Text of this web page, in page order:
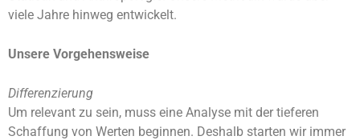
viele Jahre hinweg entwickelt.
Unsere Vorgehensweise
Differenzierung
Um relevant zu sein, muss eine Analyse mit der tieferen
Schaffung von Werten beginnen. Deshalb starten wir immer